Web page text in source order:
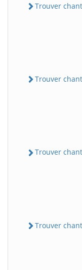
Trouver
Trouver
Trouver
Trouver